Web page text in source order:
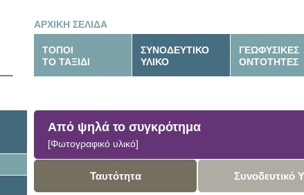
ΑΡΧΙΚΗ ΣΕΛΙΔΑ
ΤΟΠΟΙ
ΤΟ ΤΑΞΙΔΙ
ΣΥΝΟΔΕΥΤΙΚΟ
ΥΛΙΚΟ
ΓΕΩΦΥΣΙΚΕΣ
ΟΝΤΟΤΗΤΕΣ
Από ψηλά το συγκρότημα
[Φωτογραφικό υλικό]
Ταυτότητα Συνοδευτικό